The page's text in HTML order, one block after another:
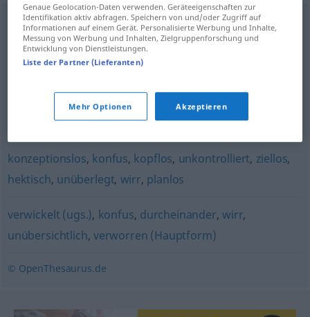
schlampig (ugs., abwertend),kunterbunt,unordentlich
durcheinander (Hauptform)
unordentlich,ungeregelt
konzeptionslos, konfus, kopflos, unkontrolliert, ziellos,
hektisch, unüberlegt, wirr, planlos
verwickelt (ugs.), konfus, durcheinander,wirr,
unübersichtlich, verworren (Hauptform)
© OpenThesaurus.de
Genaue Geolocation-Daten verwenden. Geräteeigenschaften zur
Identifikation aktiv abfragen. Speichern von und/oder Zugriff auf
Informationen auf einem Gerät. Personalisierte Werbung und Inhalte,
Messung von Werbung und Inhalten, Zielgruppenforschung und
Entwicklung von Dienstleistungen.
Liste der Partner (Lieferanten)
Mehr Optionen Akzeptieren